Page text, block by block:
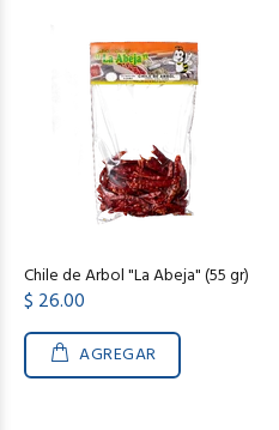
Chile de Arbol "La Abeja" (55 gr)
$ 26.00
AGREGAR